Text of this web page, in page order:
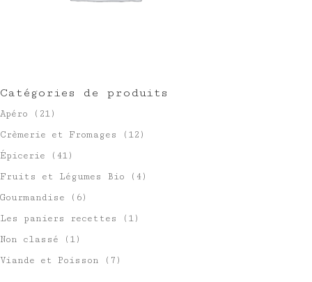
Catégories de produits
Apéro
(21)
Crèmerie et Fromages
(12)
Épicerie
(41)
Fruits et Légumes Bio
(4)
Gourmandise
(6)
Les paniers recettes
(1)
Non classé
(1)
Viande et Poisson
(7)